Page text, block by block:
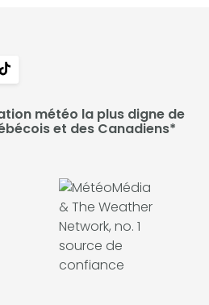
météo la plus digne de
et des Canadiens*